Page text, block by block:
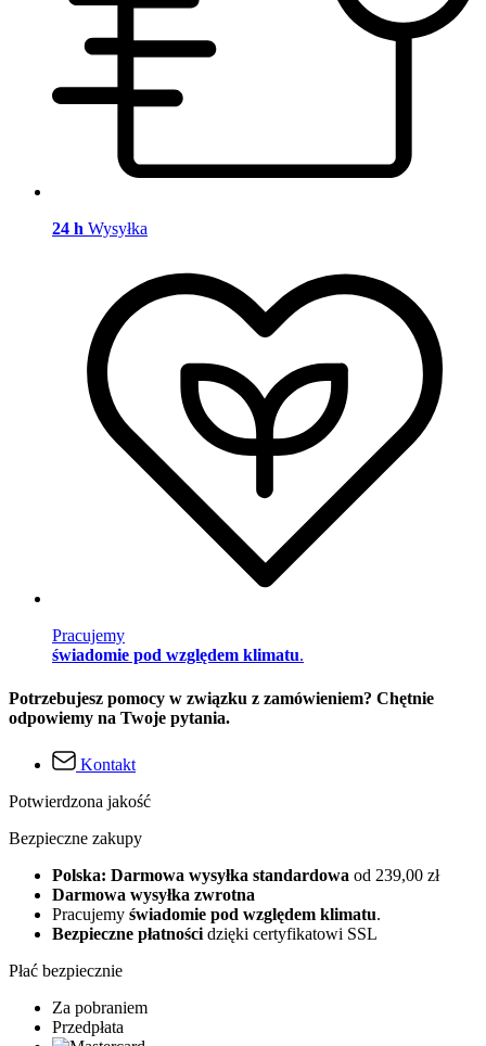
24 h Wysyłka
Pracujemy
świadomie pod względem klimatu.
Potrzebujesz pomocy w związku z zamówieniem? Chętnie
odpowiemy na Twoje pytania.
Kontakt
Potwierdzona jakość
Bezpieczne zakupy
Polska: Darmowa wysyłka standardowa od 239,00 zł
Darmowa wysyłka zwrotna
Pracujemy świadomie pod względem klimatu.
Bezpieczne płatności dzięki certyfikatowi SSL
Płać bezpiecznie
Za pobraniem
Przedpłata